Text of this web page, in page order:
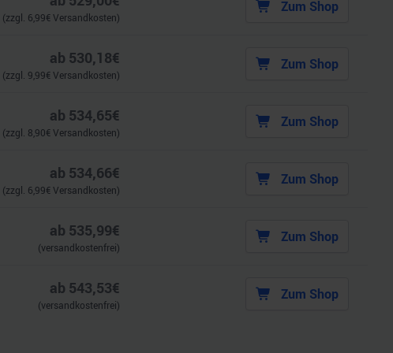
(zzgl. 6,99€ Versandkosten)
Zum Shop
ab 530,18€
(zzgl. 9,99€ Versandkosten)
Zum Shop
ab 534,65€
(zzgl. 8,90€ Versandkosten)
Zum Shop
ab 534,66€
(zzgl. 6,99€ Versandkosten)
Zum Shop
ab 535,99€
(versandkostenfrei)
Zum Shop
ab 543,53€
(versandkostenfrei)
Zum Shop